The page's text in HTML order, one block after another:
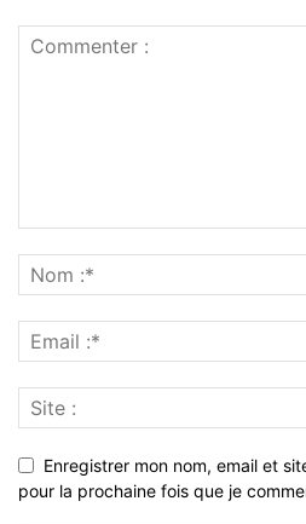
Enregistrer mon nom, email et
pour la prochaine fois que je